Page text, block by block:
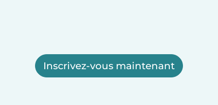
Inscrivez-vous maintenant